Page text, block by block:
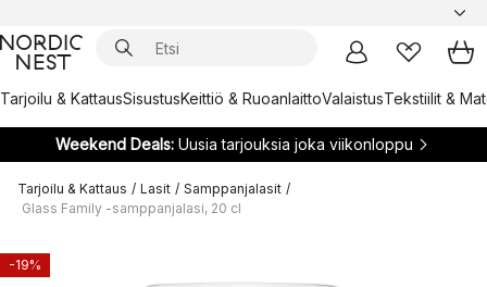
Tarjoilu & KattausSisustusKeittiö & RuoanlaittoValaistusTekstiilit &
Weekend Deals:Uusia tarjouksia joka viikonloppu
Tarjoilu & Kattaus / Lasit / Samppanjalasit /
Glass Family -samppanjalasi, 20 cl
-19%